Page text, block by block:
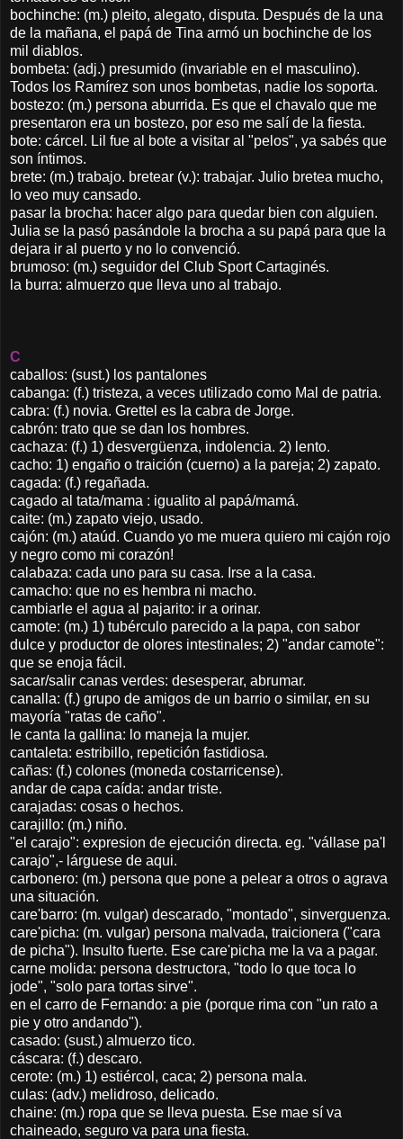
bochinche: (m.) pleito, alegato, disputa. Después de la una
de la mañana, el papá de Tina armó un bochinche de los
mil diablos.
bombeta: (adj.) presumido (invariable en el masculino).
Todos los Ramírez son unos bombetas, nadie los soporta.
bostezo: (m.) persona aburrida. Es que el chavalo que me
presentaron era un bostezo, por eso me salí de la fiesta.
bote: cárcel. Lil fue al bote a visitar al "pelos", ya sabés que
son íntimos.
brete: (m.) trabajo. bretear (v.): trabajar. Julio bretea mucho,
lo veo muy cansado.
pasar la brocha: hacer algo para quedar bien con alguien.
Julia se la pasó pasándole la brocha a su papá para que la
dejara ir al puerto y no lo convenció.
brumoso: (m.) seguidor del Club Sport Cartaginés.
la burra: almuerzo que lleva uno al trabajo.
C
caballos: (sust.) los pantalones
cabanga: (f.) tristeza, a veces utilizado como Mal de patria.
cabra: (f.) novia. Grettel es la cabra de Jorge.
cabrón: trato que se dan los hombres.
cachaza: (f.) 1) desvergüenza, indolencia. 2) lento.
cacho: 1) engaño o traición (cuerno) a la pareja; 2) zapato.
cagada: (f.) regañada.
cagado al tata/mama : igualito al papá/mamá.
caite: (m.) zapato viejo, usado.
cajón: (m.) ataúd. Cuando yo me muera quiero mi cajón rojo
y negro como mi corazón!
calabaza: cada uno para su casa. Irse a la casa.
camacho: que no es hembra ni macho.
cambiarle el agua al pajarito: ir a orinar.
camote: (m.) 1) tubérculo parecido a la papa, con sabor
dulce y productor de olores intestinales; 2) "andar camote":
que se enoja fácil.
sacar/salir canas verdes: desesperar, abrumar.
canalla: (f.) grupo de amigos de un barrio o similar, en su
mayoría "ratas de caño".
le canta la gallina: lo maneja la mujer.
cantaleta: estribillo, repetición fastidiosa.
cañas: (f.) colones (moneda costarricense).
andar de capa caída: andar triste.
carajadas: cosas o hechos.
carajillo: (m.) niño.
"el carajo": expresion de ejecución directa. eg. "vállase pa'l
carajo",- lárguese de aqui.
carbonero: (m.) persona que pone a pelear a otros o agrava
una situación.
care'barro: (m. vulgar) descarado, "montado", sinverguenza.
care'picha: (m. vulgar) persona malvada, traicionera ("cara
de picha"). Insulto fuerte. Ese care'picha me la va a pagar.
carne molida: persona destructora, "todo lo que toca lo
jode", "solo para tortas sirve".
en el carro de Fernando: a pie (porque rima con "un rato a
pie y otro andando").
casado: (sust.) almuerzo tico.
cáscara: (f.) descaro.
cerote: (m.) 1) estiércol, caca; 2) persona mala.
culas: (adv.) melidroso, delicado.
chaine: (m.) ropa que se lleva puesta. Ese mae sí va
chaineado, seguro va para una fiesta.